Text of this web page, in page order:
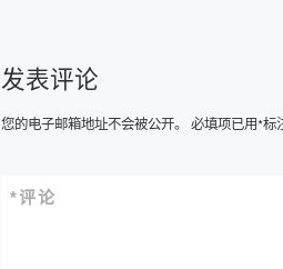
发表评论
您的电子邮箱地址不会被公开。 必填项已用*标
评论
*